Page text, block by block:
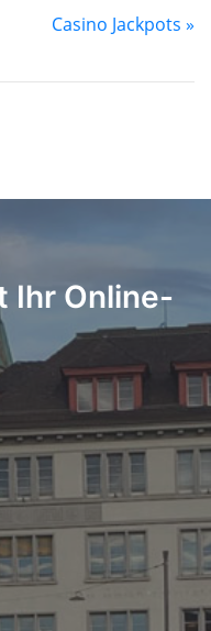
Casino Jackpots »
Ihr Online-